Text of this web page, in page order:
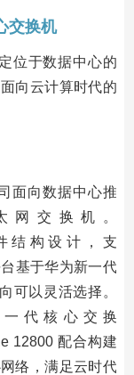
交换机
位于数据中心的
向云计算时代的
面向数据中心推
网交换机。
结构设计，支
基于华为新一代
可以灵活选择。
一代核心交换
12800 配合构建
络，满足云时代